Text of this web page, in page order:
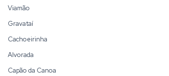
Viamão
Gravataí
Cachoeirinha
Alvorada
Capão da Canoa